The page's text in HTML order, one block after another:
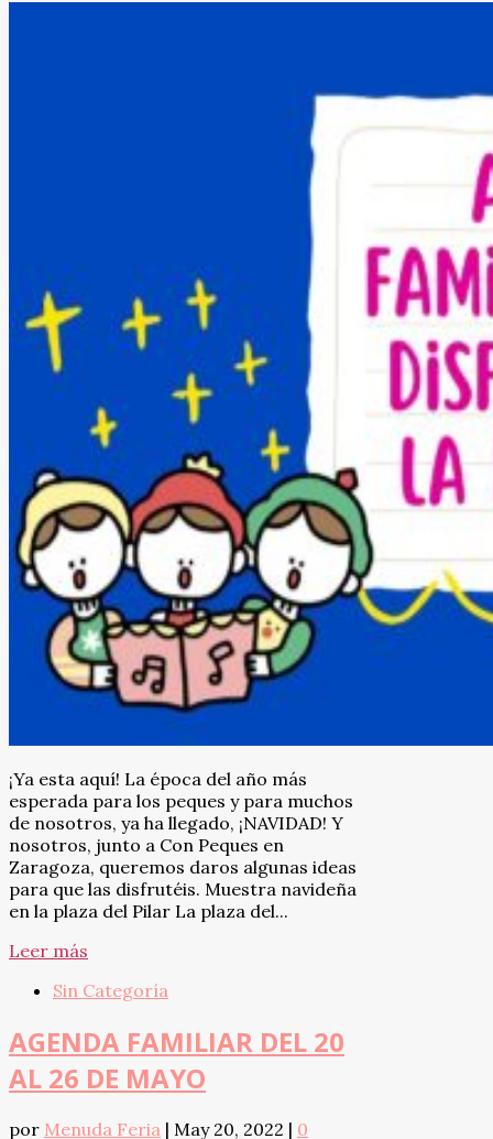
¡Ya esta aquí! La época del año más
esperada para los peques y para muchos
de nosotros, ya ha llegado, ¡NAVIDAD! Y
nosotros, junto a Con Peques en
Zaragoza, queremos daros algunas ideas
para que las disfrutéis. Muestra navideña
en la plaza del Pilar La plaza del...
Leer más
Sin Categoría
AGENDA FAMILIAR DEL 20
AL 26 DE MAYO
por Menuda Feria | May 20, 2022 | 0